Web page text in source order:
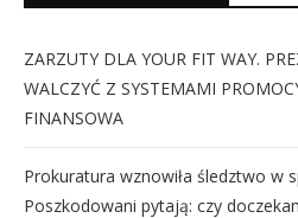
ZARZUTY DLA YOUR FIT WAY.
WALCZYĆ Z SYSTEMAMI
FINANSOWA
Prokuratura wznowiła śledztwo w
Poszkodowani pytają: czy